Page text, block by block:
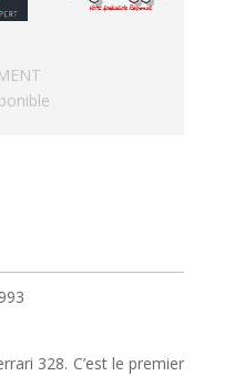
328. C’est le premier